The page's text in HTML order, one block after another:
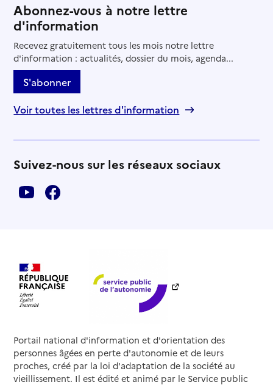
Abonnez-vous à notre lettre
d'information
Recevez gratuitement tous les mois notre lettre
d'information : actualités, dossier du mois, agenda...
S'abonner
Voir toutes les lettres d'information
Suivez-nous sur les réseaux sociaux
Portail national d'information et d'orientation des
personnes âgées en perte d'autonomie et de leurs
proches, créé par la loi d'adaptation de la société au
vieillissement. Il est édité et animé par le Service public